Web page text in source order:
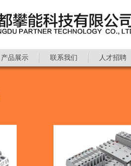
产品展示 联系我们 人才招聘